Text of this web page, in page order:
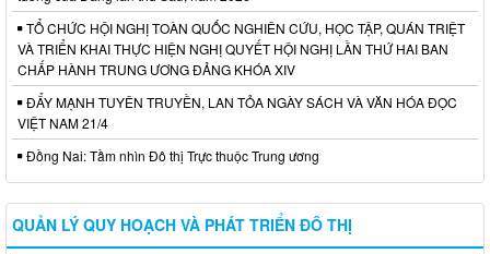
TỔ CHỨC HỘI NGHỊ TOÀN QUỐC NGHIÊN CỨU, HỌC TẬP, QUÁN TRIỆT
VÀ TRIỂN KHAI THỰC HIỆN NGHỊ QUYẾT HỘI NGHỊ LẦN THỨ HAI BAN
CHẤP HÀNH TRUNG ƯƠNG ĐẢNG KHÓA XIV
ĐẨY MẠNH TUYÊN TRUYỀN, LAN TỎA NGÀY SÁCH VÀ VĂN HÓA ĐỌC
VIỆT NAM 21/4
Đồng Nai: Tầm nhìn Đô thị Trực thuộc Trung ương
QUẢN LÝ QUY HOẠCH VÀ PHÁT TRIỂN ĐÔ THỊ